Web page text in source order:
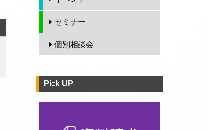
セミナー
個別相談会
Pick UP